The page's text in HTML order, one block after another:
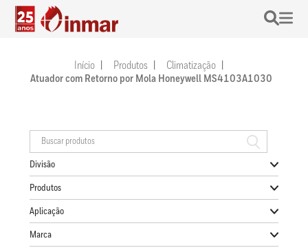
Início Produtos
Climatização
Atuador com Retorno por Mola Honeywell MS4103A1030
Divisão
Produtos
Aplicação
Marca